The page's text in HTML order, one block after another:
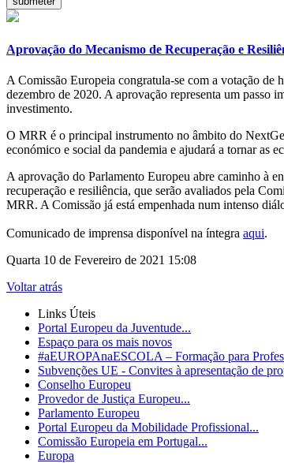
Aprovação do Mecanismo de Recuperação e
A Comissão Europeia congratula-se com a votação
dezembro de 2020. A aprovação representa um passo
investimento.
O MRR é o principal instrumento no âmbito do
económico e social da pandemia e ajudará a tornar as
A aprovação do Parlamento Europeu abre caminho à
recuperação e resiliência, que serão avaliados pela
MRR. A Comissão já está empenhada num intenso
Comunicado de imprensa disponível na íntegra aqui.
Quarta 10 de Fevereiro de 2021 15:08
Voltar atrás
Links Úteis
Portal Europeu da Juventude...
Espaço para os mais novos
#aEUROPAnaESCOLA – Formação para
Subvenções UE - Convites à apresentação de
Conselho Europeu
Provedor de Justiça Europeu...
Parlamento Europeu
Portal Europeu da Mobilidade Profissional...
Comissão Europeia em Portugal...
Europa